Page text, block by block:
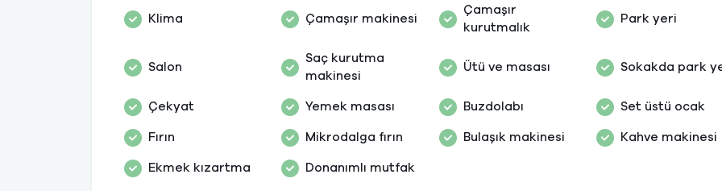
Klima Çamaşır makinesi
Çamaşır
kurutmalık
Park yeri
Salon
Saç kurutma
makinesi
Ütü ve masası Sokakda park
Çekyat Yemek masası Buzdolabı Set üstü ocak
Fırın Mikrodalga fırın Bulaşık makinesi Kahve makinesi
Ekmek kızartma Donanımlı mutfak